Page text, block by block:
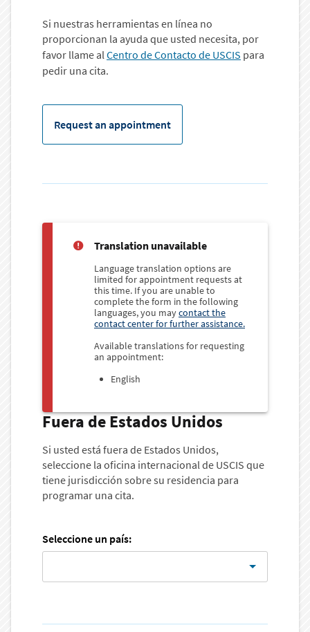
Si nuestras herramientas en línea no
proporcionan la ayuda que usted necesita, por
favor llame alCentro de Contacto de USCIS para
pedir una cita.
Request an appointment
Translation unavailable
Language translation options are
limited for appointment requests at
this time. If you are unable to
complete the form in the following
languages, you maycontact the
contact center for further assistance.
Available translations for requesting
an appointment:
English
Fuera de Estados Unidos
Si usted está fuera de Estados Unidos,
seleccione la oficina internacional de USCIS que
tiene jurisdicción sobre su residencia para
programar una cita.
Seleccione un país: